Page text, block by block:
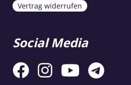
Vertrag widerrufen
Social Media